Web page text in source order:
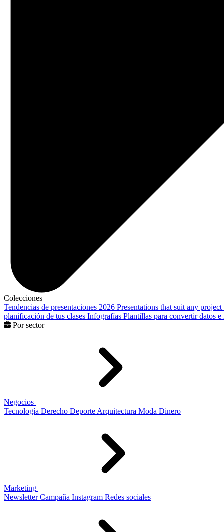
Colecciones
Tendencias de presentaciones 2026 Presentations that suit any project
planificación de tus clases Infografías Plantillas para convertir datos
Por sector
Negocios
Tecnología Derecho Deporte Arquitectura Moda Dinero
Marketing
Newsletter Campaña Instagram Redes sociales